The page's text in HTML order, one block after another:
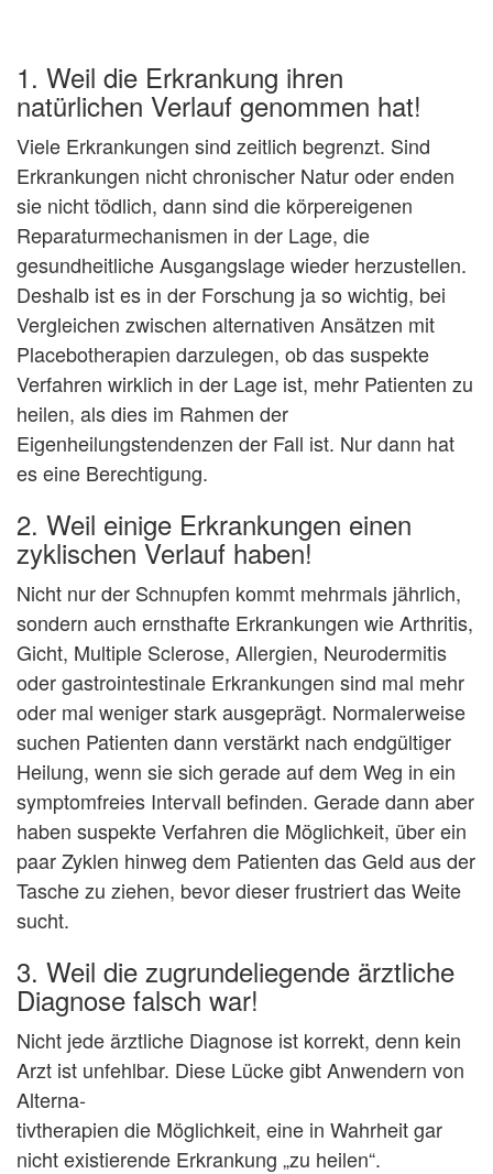
1. Weil die Erkrankung ihren
natürlichen Verlauf genommen hat!
Viele Erkrankungen sind zeitlich begrenzt. Sind
Erkrankungen nicht chronischer Natur oder enden
sie nicht tödlich, dann sind die körpereigenen
Reparaturmechanismen in der Lage, die
gesundheitliche Ausgangslage wieder herzustellen.
Deshalb ist es in der Forschung ja so wichtig, bei
Vergleichen zwischen alternativen Ansätzen mit
Placebotherapien darzulegen, ob das suspekte
Verfahren wirklich in der Lage ist, mehr Patienten zu
heilen, als dies im Rahmen der
Eigenheilungstendenzen der Fall ist. Nur dann hat
es eine Berechtigung.
2. Weil einige Erkrankungen einen
zyklischen Verlauf haben!
Nicht nur der Schnupfen kommt mehrmals jährlich,
sondern auch ernsthafte Erkrankungen wie Arthritis,
Gicht, Multiple Sclerose, Allergien, Neurodermitis
oder gastrointestinale Erkrankungen sind mal mehr
oder mal weniger stark ausgeprägt. Normalerweise
suchen Patienten dann verstärkt nach endgültiger
Heilung, wenn sie sich gerade auf dem Weg in ein
symptomfreies Intervall befinden. Gerade dann aber
haben suspekte Verfahren die Möglichkeit, über ein
paar Zyklen hinweg dem Patienten das Geld aus der
Tasche zu ziehen, bevor dieser frustriert das Weite
sucht.
3. Weil die zugrundeliegende ärztliche
Diagnose falsch war!
Nicht jede ärztliche Diagnose ist korrekt, denn kein
Arzt ist unfehlbar. Diese Lücke gibt Anwendern von
Alterna-
tivtherapien die Möglichkeit, eine in Wahrheit gar
nicht existierende Erkrankung „zu heilen“.